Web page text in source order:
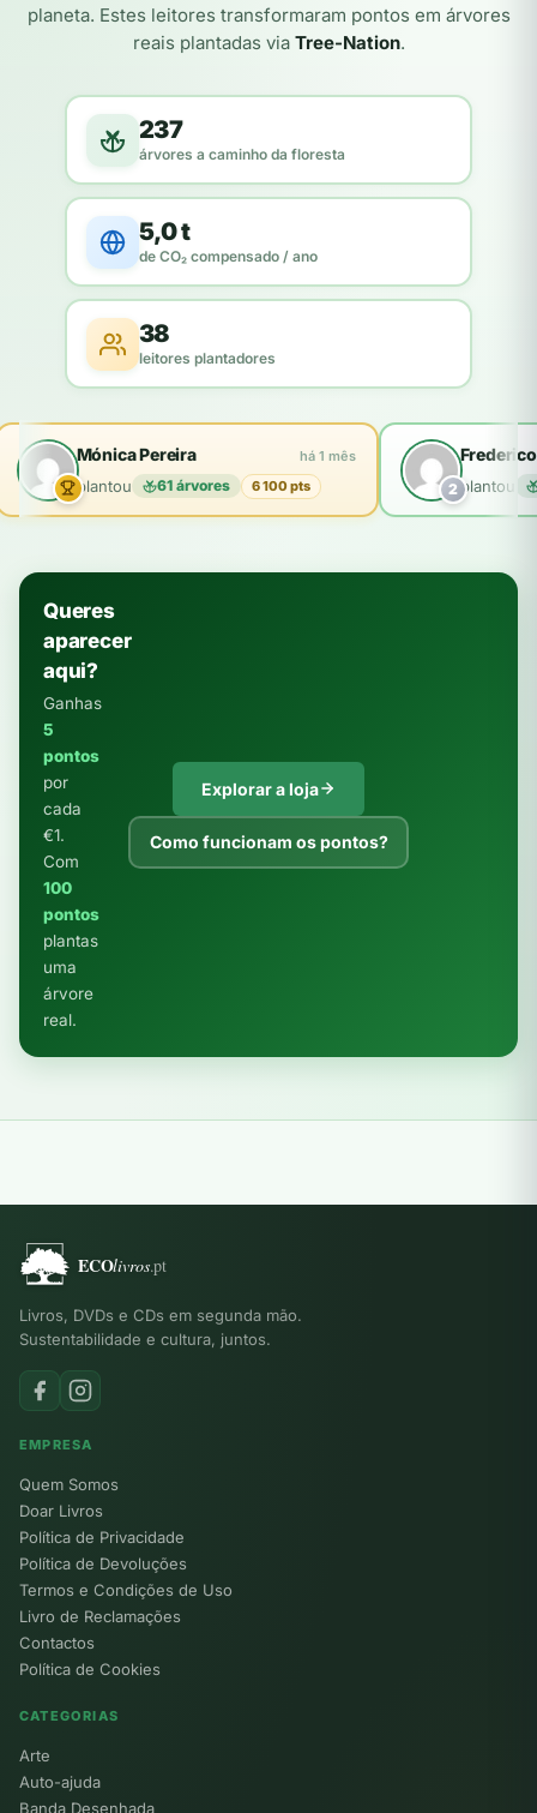
planeta. Estes leitores transformaram pontos em árvores
reais plantadas via Tree-Nation.
237
árvores a caminho da floresta
5,0 t
de CO₂ compensado / ano
38
leitores plantadores
Mónica Pereira há 1 mês
plantou 61 árvores 6 100 pts 2plantou
Queres
aparecer
aqui?
Ganhas
5
pontos
por
cada
€1.
Com
100
pontos
plantas
uma
árvore
real.
Explorar a loja
Como funcionam os pontos?
Livros, DVDs e CDs em segunda mão.
Sustentabilidade e cultura, juntos.
EMPRESA
Quem Somos
Doar Livros
Política de Privacidade
Política de Devoluções
Termos e Condições de Uso
Livro de Reclamações
Contactos
Política de Cookies
CATEGORIAS
Arte
Auto-ajuda
Banda Desenhada